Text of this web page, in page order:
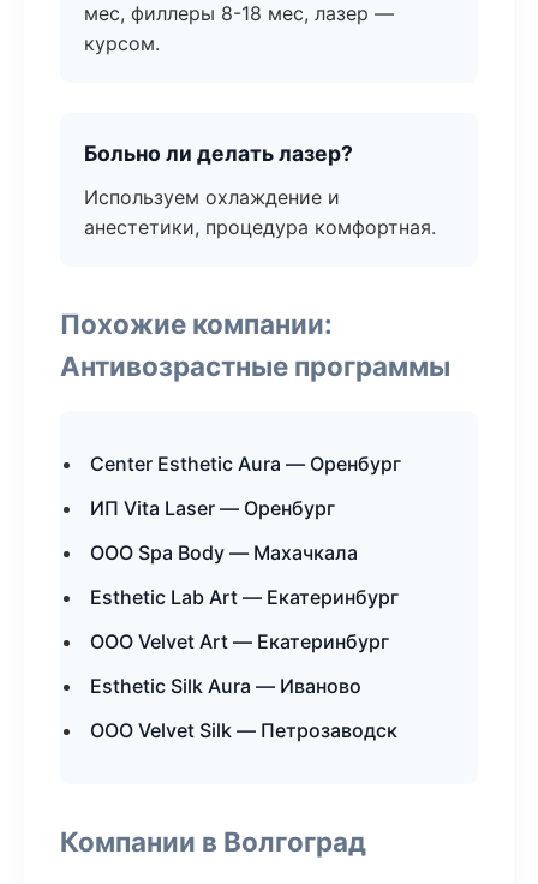
мес, филлеры 8-18 мес, лазер —
курсом.
Больно ли делать лазер?
Используем охлаждение и
анестетики, процедура комфортная.
Похожие компании:
Антивозрастные программы
Center Esthetic Aura — Оренбург
ИП Vita Laser — Оренбург
ООО Spa Body — Махачкала
Esthetic Lab Art — Екатеринбург
ООО Velvet Art — Екатеринбург
Esthetic Silk Aura — Иваново
ООО Velvet Silk — Петрозаводск
Компании в Волгоград